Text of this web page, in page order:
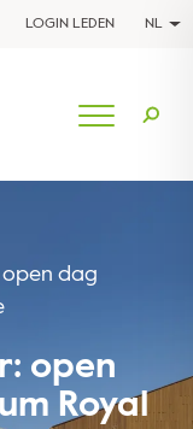
LOGIN LEDEN NL
dag
open
Royal